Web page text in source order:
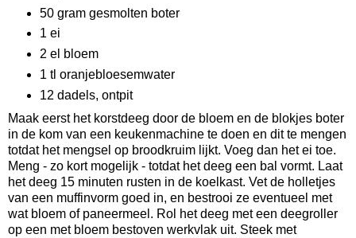
50 gram gesmolten boter
1 ei
2 el bloem
1 tl oranjebloesemwater
12 dadels, ontpit
Maak eerst het korstdeeg door de bloem en de blokjes boter
in de kom van een keukenmachine te doen en dit te mengen
totdat het mengsel op broodkruim lijkt. Voeg dan het ei toe.
Meng - zo kort mogelijk - totdat het deeg een bal vormt. Laat
het deeg 15 minuten rusten in de koelkast. Vet de holletjes
van een muffinvorm goed in, en bestrooi ze eventueel met
wat bloem of paneermeel. Rol het deeg met een deegroller
op een met bloem bestoven werkvlak uit. Steek met